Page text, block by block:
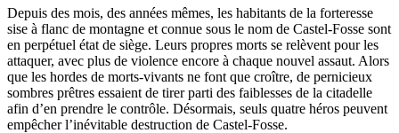
Depuis des mois, des années mêmes, les habitants de la forteresse
sise à flanc de montagne et connue sous le nom de Castel-Fosse sont
en perpétuel état de siège. Leurs propres morts se relèvent pour les
attaquer, avec plus de violence encore à chaque nouvel assaut. Alors
que les hordes de morts-vivants ne font que croître, de pernicieux
sombres prêtres essaient de tirer parti des faiblesses de la citadelle
afin d’en prendre le contrôle. Désormais, seuls quatre héros peuvent
empêcher l’inévitable destruction de Castel-Fosse.